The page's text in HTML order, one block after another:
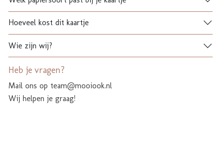
Hoeveel kost dit kaartje
Wie zijn wij?
Heb je vragen?
Mail ons op team@mooiook.nl
Wij helpen je graag!